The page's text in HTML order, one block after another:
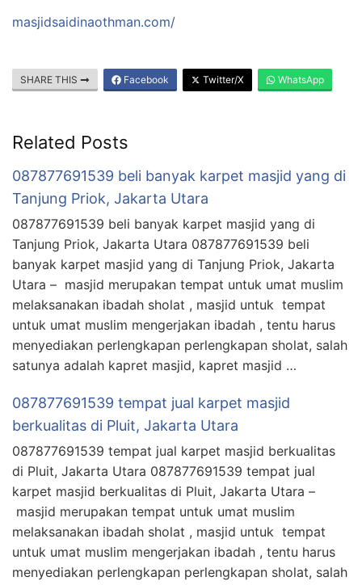
masjidsaidinaothman.com/
SHARE THIS Facebook Twitter/X WhatsApp
Related Posts
087877691539 beli banyak karpet masjid yang di
Tanjung Priok, Jakarta Utara
087877691539 beli banyak karpet masjid yang di
Tanjung Priok, Jakarta Utara 087877691539 beli
banyak karpet masjid yang di Tanjung Priok, Jakarta
Utara – masjid merupakan tempat untuk umat muslim
melaksanakan ibadah sholat , masjid untuk tempat
untuk umat muslim mengerjakan ibadah , tentu harus
menyediakan perlengkapan perlengkapan sholat, salah
satunya adalah kapret masjid, kapret masjid …
087877691539 tempat jual karpet masjid
berkualitas di Pluit, Jakarta Utara
087877691539 tempat jual karpet masjid berkualitas
di Pluit, Jakarta Utara 087877691539 tempat jual
karpet masjid berkualitas di Pluit, Jakarta Utara –
masjid merupakan tempat untuk umat muslim
melaksanakan ibadah sholat , masjid untuk tempat
untuk umat muslim mengerjakan ibadah , tentu harus
menyediakan perlengkapan perlengkapan sholat, salah